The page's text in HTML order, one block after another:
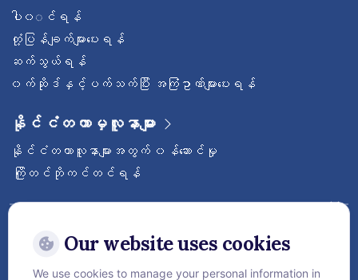
ပါ၀◌င်ရန်
တုံ့ပြန်ချက်များပေးရန်
ဆက်သွယ်ရန်
၀က်ဆိုဒ်နှင့်ပက်သက်ပြီး အကြံဥာဏ်များပေးရန်
နိုင်ငံတကာမှလူနာများ
နိုင်ငံတကာလူနာများအတွက် ၀န်ဆောင်မှု
ကြိုတင်ဘိုကင်တင်ရန်
ဝေ့ဌာနီနိုင်ငံတကာဆေးရုံကြီးကို follow လုပ်
ထားပါ
Our website uses cookies
We use cookies to manage your personal information in